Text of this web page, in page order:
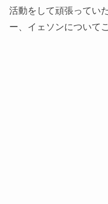
活動をして頑張ってい
ー、イェソンについて